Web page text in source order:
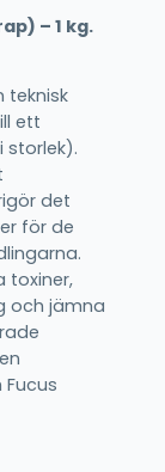
– 1 kg.
teknisk
ett
storlek).
det
för de
toxiner,
och jämna